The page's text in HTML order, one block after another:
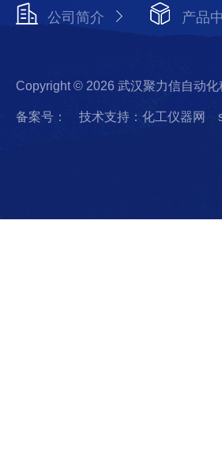
公司简介 产品
Copyright © 2026 武汉聚力信自动
备案号： 技术支持：化工仪器网